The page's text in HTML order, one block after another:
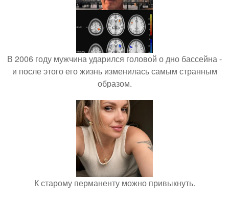
В 2006 году мужчина ударился головой о дно бассейна -
и после этого его жизнь изменилась самым странным
образом.
К старому перманенту можно привыкнуть.